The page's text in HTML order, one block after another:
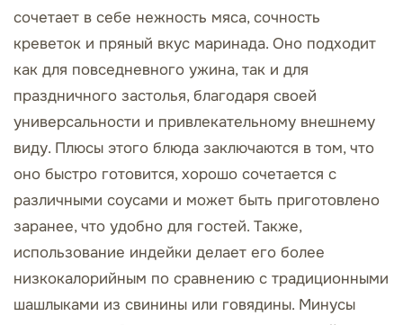
сочетает в себе нежность мяса, сочность
креветок и пряный вкус маринада. Оно подходит
как для повседневного ужина, так и для
праздничного застолья, благодаря своей
универсальности и привлекательному внешнему
виду. Плюсы этого блюда заключаются в том, что
оно быстро готовится, хорошо сочетается с
различными соусами и может быть приготовлено
заранее, что удобно для гостей. Также,
использование индейки делает его более
низкокалорийным по сравнению с традиционными
шашлыками из свинины или говядины. Минусы